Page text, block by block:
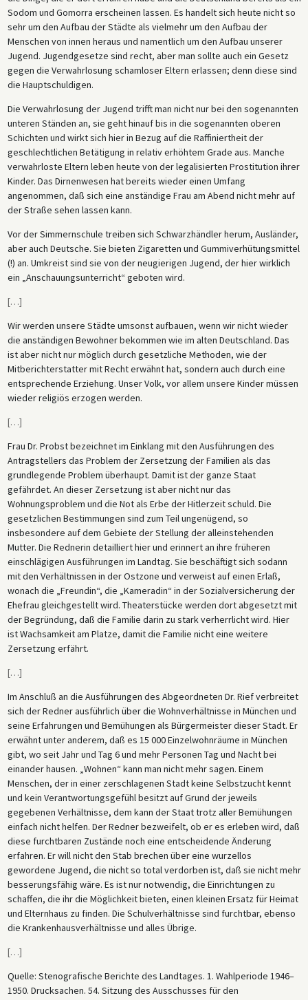
Sodom und Gomorra erscheinen lassen. Es handelt sich heute nicht so
sehr um den Aufbau der Städte als vielmehr um den Aufbau der
Menschen von innen heraus und namentlich um den Aufbau unserer
Jugend. Jugendgesetze sind recht, aber man sollte auch ein Gesetz
gegen die Verwahrlosung schamloser Eltern erlassen; denn diese sind
die Hauptschuldigen.
Die Verwahrlosung der Jugend trifft man nicht nur bei den sogenannten
unteren Ständen an, sie geht hinauf bis in die sogenannten oberen
Schichten und wirkt sich hier in Bezug auf die Raffiniertheit der
geschlechtlichen Betätigung in relativ erhöhtem Grade aus. Manche
verwahrloste Eltern leben heute von der legalisierten Prostitution ihrer
Kinder. Das Dirnenwesen hat bereits wieder einen Umfang
angenommen, daß sich eine anständige Frau am Abend nicht mehr auf
der Straße sehen lassen kann.
Vor der Simmernschule treiben sich Schwarzhändler herum, Ausländer,
aber auch Deutsche. Sie bieten Zigaretten und Gummiverhütungsmittel
(!) an. Umkreist sind sie von der neugierigen Jugend, der hier wirklich
ein „Anschauungsunterricht“ geboten wird.
[…]
Wir werden unsere Städte umsonst aufbauen, wenn wir nicht wieder
die anständigen Bewohner bekommen wie im alten Deutschland. Das
ist aber nicht nur möglich durch gesetzliche Methoden, wie der
Mitberichterstatter mit Recht erwähnt hat, sondern auch durch eine
entsprechende Erziehung. Unser Volk, vor allem unsere Kinder müssen
wieder religiös erzogen werden.
[…]
Frau Dr. Probst bezeichnet im Einklang mit den Ausführungen des
Antragstellers das Problem der Zersetzung der Familien als das
grundlegende Problem überhaupt. Damit ist der ganze Staat
gefährdet. An dieser Zersetzung ist aber nicht nur das
Wohnungsproblem und die Not als Erbe der Hitlerzeit schuld. Die
gesetzlichen Bestimmungen sind zum Teil ungenügend, so
insbesondere auf dem Gebiete der Stellung der alleinstehenden
Mutter. Die Rednerin detailliert hier und erinnert an ihre früheren
einschlägigen Ausführungen im Landtag. Sie beschäftigt sich sodann
mit den Verhältnissen in der Ostzone und verweist auf einen Erlaß,
wonach die „Freundin“, die „Kameradin“ in der Sozialversicherung der
Ehefrau gleichgestellt wird. Theaterstücke werden dort abgesetzt mit
der Begründung, daß die Familie darin zu stark verherrlicht wird. Hier
ist Wachsamkeit am Platze, damit die Familie nicht eine weitere
Zersetzung erfährt.
[…]
Im Anschluß an die Ausführungen des Abgeordneten Dr. Rief verbreitet
sich der Redner ausführlich über die Wohnverhältnisse in München und
seine Erfahrungen und Bemühungen als Bürgermeister dieser Stadt. Er
erwähnt unter anderem, daß es 15 000 Einzelwohnräume in München
gibt, wo seit Jahr und Tag 6 und mehr Personen Tag und Nacht bei
einander hausen. „Wohnen“ kann man nicht mehr sagen. Einem
Menschen, der in einer zerschlagenen Stadt keine Selbstzucht kennt
und kein Verantwortungsgefühl besitzt auf Grund der jeweils
gegebenen Verhältnisse, dem kann der Staat trotz aller Bemühungen
einfach nicht helfen. Der Redner bezweifelt, ob er es erleben wird, daß
diese furchtbaren Zustände noch eine entscheidende Änderung
erfahren. Er will nicht den Stab brechen über eine wurzellos
gewordene Jugend, die nicht so total verdorben ist, daß sie nicht mehr
besserungsfähig wäre. Es ist nur notwendig, die Einrichtungen zu
schaffen, die ihr die Möglichkeit bieten, einen kleinen Ersatz für Heimat
und Elternhaus zu finden. Die Schulverhältnisse sind furchtbar, ebenso
die Krankenhausverhältnisse und alles Übrige.
[…]
Quelle: Stenografische Berichte des Landtages. 1. Wahlperiode 1946–
1950. Drucksachen. 54. Sitzung des Ausschusses für den